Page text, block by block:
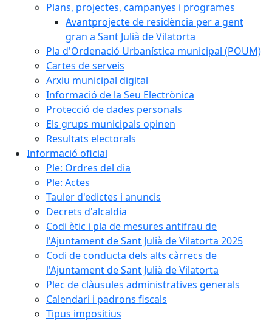
Plans, projectes, campanyes i programes
Avantprojecte de residència per a gent
gran a Sant Julià de Vilatorta
Pla d'Ordenació Urbanística municipal (POUM)
Cartes de serveis
Arxiu municipal digital
Informació de la Seu Electrònica
Protecció de dades personals
Els grups municipals opinen
Resultats electorals
Informació oficial
Ple: Ordres del dia
Ple: Actes
Tauler d'edictes i anuncis
Decrets d'alcaldia
Codi ètic i pla de mesures antifrau de
l'Ajuntament de Sant Julià de Vilatorta 2025
Codi de conducta dels alts càrrecs de
l'Ajuntament de Sant Julià de Vilatorta
Plec de clàusules administratives generals
Calendari i padrons fiscals
Tipus impositius